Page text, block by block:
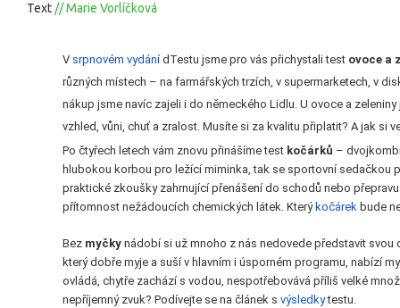
Text// Marie Vorlíčková
V srpnovém vydánídTestu jsme pro vás přichystali test ovoce a
různých místech – na farmářských trzích, v supermarketech, v
nákup jsme navíc zajeli i do německého Lidlu. U ovoce a
vzhled, vůni, chuť a zralost. Musíte si za kvalitu připlatit? A jak si
Po čtyřech letech vám znovu přinášíme test kočárků –
hlubokou korbou pro ležící miminka, tak se sportovní sedačkou
praktické zkoušky zahrnující přenášení do schodů nebo
přítomnost nežádoucích chemických látek. Který kočárek bude
Bez myčky nádobí si už mnoho z nás nedovede představit
který dobře myje a suší v hlavním i úsporném programu, nabízí
ovládá, chytře zachází s vodou, nespotřebovává příliš velké
nepříjemný zvuk? Podívejte se na článek s výsledkytestu.